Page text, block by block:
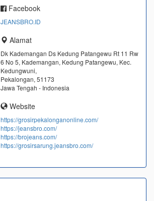
Facebook
JEANSBRO.ID
Alamat
Dk Kademangan Ds Kedung Patangewu Rt 11 Rw
6 No 5, Kademangan, Kedung Patangewu, Kec.
Kedungwuni,
Pekalongan, 51173
Jawa Tengah - Indonesia
Website
https://grosirpekalonganonline.com/
https://jeansbro.com/
https://brojeans.com/
https://grosirsarung.jeansbro.com/